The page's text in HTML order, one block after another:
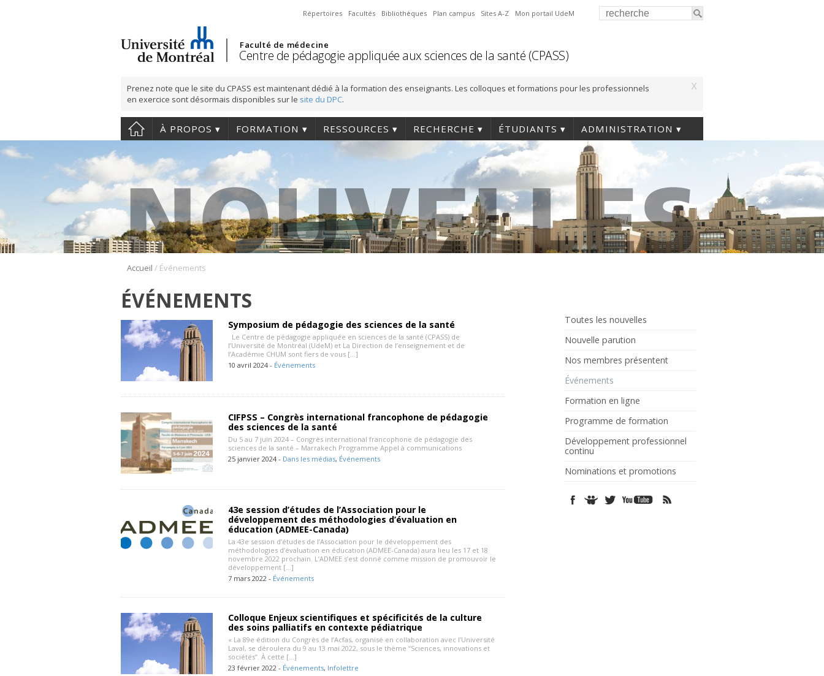
Répertoires Facultés Bibliothèques Plan campus Sites A-Z Mon portail UdeM
Faculté de médecine
Centre de pédagogie appliquée aux sciences de la santé (CPASS)
Prenez note que le site du CPASS est maintenant dédié à la formation des enseignants. Les colloques et formations pour les professionnels
en exercice sont désormais disponibles sur le site du DPC.
x
À PROPOS FORMATION RESSOURCES RECHERCHE ÉTUDIANTS ADMINISTRATION
Accueil / Événements
ÉVÉNEMENTS
Symposium de pédagogie des sciences de la santé
Le Centre de pédagogie appliquée en sciences de la santé (CPASS) de
l’Université de Montréal (UdeM) et La Direction de l’enseignement et de
l’Académie CHUM sont fiers de vous […]
10 avril 2024 - Événements
CIFPSS – Congrès international francophone de pédagogie
des sciences de la santé
Du 5 au 7 juin 2024 – Congrès international francophone de pédagogie des
sciences de la santé – Marrakech Programme Appel à communications
25 janvier 2024 - Dans les médias, Événements
43e session d’études de l’Association pour le
développement des méthodologies d’évaluation en
éducation (ADMEE-Canada)
La 43e session d’études de l’Association pour le développement des
méthodologies d’évaluation en éducation (ADMEE-Canada) aura lieu les 17 et 18
novembre 2022 prochain. L’ADMEE s’est donné comme mission de promouvoir le
développement […]
7 mars 2022 - Événements
Colloque Enjeux scientifiques et spécificités de la culture
des soins palliatifs en contexte pédiatrique
« La 89e édition du Congrès de l’Acfas, organisé en collaboration avec l’Université
Laval, se déroulera du 9 au 13 mai 2022, sous le thème “Sciences, innovations et
sociétés”. À cette […]
23 février 2022 - Événements, Infolettre
Toutes les nouvelles
Nouvelle parution
Nos membres présentent
Événements
Formation en ligne
Programme de formation
Développement professionnel
continu
Nominations et promotions